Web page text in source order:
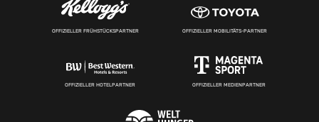
OFFIZIELLER FRÜHSTÜCKSPARTNER OFFIZIELLER MOBILITÄTS-PARTNER
OFFIZIELLER HOTELPARTNER OFFIZIELLER MEDIENPARTNER